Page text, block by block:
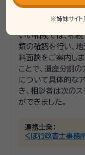
相続をどのように
状況でした。
いい相続では、相
類の確認を行い、
料面談をご案内し
ことで、遺産分割
について具体的な
き、相談者は次の
ができました。
連携士業：
くぼ行政書士事務
※姉妹サイト